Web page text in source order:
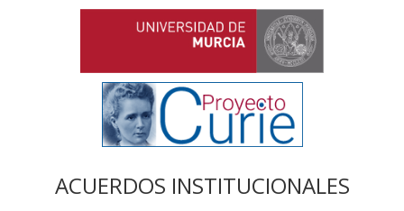
ACUERDOS INSTITUCIONALES